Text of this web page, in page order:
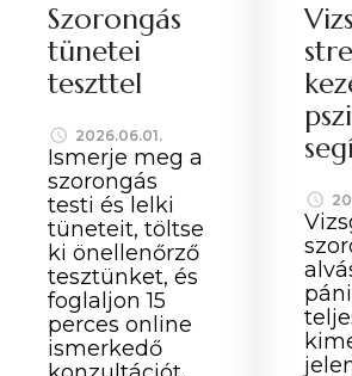
Szorongás
tünetei
teszttel
2026.06.01.
Ismerje meg a
szorongás
testi és lelki
tüneteit, töltse
ki önellenőrző
tesztünket, és
foglaljon 15
perces online
ismerkedő